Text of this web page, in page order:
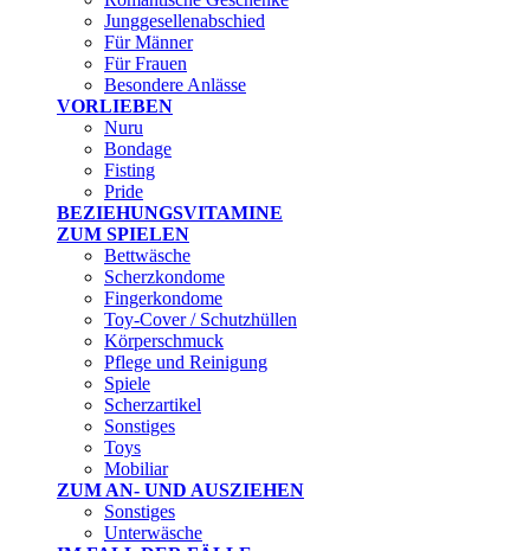
Junggesellenabschied
Für Männer
Für Frauen
Besondere Anlässe
VORLIEBEN
Nuru
Bondage
Fisting
Pride
BEZIEHUNGSVITAMINE
ZUM SPIELEN
Bettwäsche
Scherzkondome
Fingerkondome
Toy-Cover / Schutzhüllen
Körperschmuck
Pflege und Reinigung
Spiele
Scherzartikel
Sonstiges
Toys
Mobiliar
ZUM AN- UND AUSZIEHEN
Sonstiges
Unterwäsche